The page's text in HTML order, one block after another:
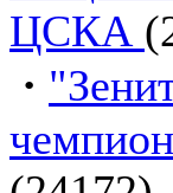
ЦСКА
·